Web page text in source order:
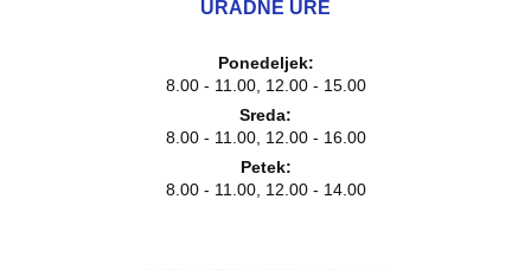
URADNE URE
Ponedeljek:
8.00 - 11.00, 12.00 - 15.00
Sreda:
8.00 - 11.00, 12.00 - 16.00
Petek:
8.00 - 11.00, 12.00 - 14.00